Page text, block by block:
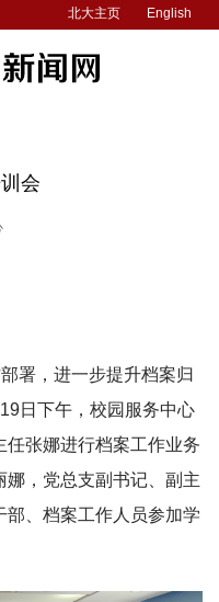
北大主页 English
会
署，进一步提升档案归
日下午，校园服务中心
张娜进行档案工作业务
，党总支副书记、副主
、档案工作人员参加学